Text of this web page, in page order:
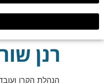
רנן
הנהלת הקרן